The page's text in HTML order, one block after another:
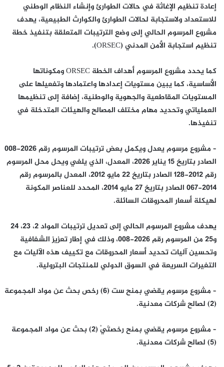
إعادة تنظيم الإغاثة في حالات الطوارئ وإنشاء النظام الوطني
للاستعداد ولاستجابة لحالات الطوارئ والكوارث الطبيعية، يهدف
مشروع المرسوم الحالي إلى وضع الترتيبات المتعلقة بتنفيذ خطة
تنظيم استجابة الأمن المدني (ORSEC).
كما يحدد مشروع المرسوم أهداف الخطة ORSEC ومكوناتها
الأساسية، كما يبين مستويات إعدادها واعتمادها وتفعيلها على
المستويات المقاطعية والجهوية والوطنية، إضافة إلى تنظيمها
العملياتي وتحديد مهام مختلف المصالح والهيئات المتدخلة في
تنفيذها.
– مشروع مرسوم يعدل ويكمل بعض ترتيبات المرسوم رقم 2026-008
الصادر بتاريخ 15 يناير 2026، المعدل، الذي يلغي ويحل محل المرسوم
رقم 2012-128 الصادر بتاريخ 22 مايو 2012، المعدل بالمرسوم رقم
2014-067 الصادر بتاريخ 27 مايو 2014، المحدد للعناصر المكونة
لهيكلة أسعار المحروقات السائلة.
يهدف مشروع المرسوم الحالي إلى تعديل ترتيبات المواد 2، 23، 24
و25 من المرسوم رقم 2026-008، وذلك في إطار تعزيز الشفافية
وتحسين آليات تحديد أسعار المحروقات مع تكييف هذه الآليات مع
التغيرات السريعة في السوق الدولي للمنتجات البترولية.
– مشروع مرسوم يقضي بمنح ست (6) رخص بحث عن مواد المجموعة
(2) لصالح شركات معدنية.
– مشروع مرسوم يقضي بمنح رخصتَيْ (2) بحث عن مواد المجموعة
(5) لصالح شركات معدنية.